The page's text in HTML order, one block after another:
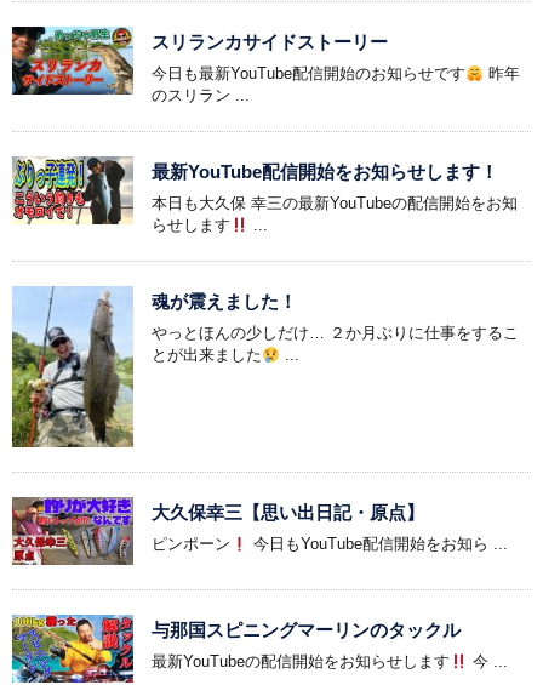
スリランカサイドストーリー
今日も最新YouTube配信開始のお知らせです
昨年
のスリラン ...
最新YouTube配信開始をお知らせします！
本日も大久保 幸三の最新YouTubeの配信開始をお知
らせします
...
魂が震えました！
やっとほんの少しだけ… ２か月ぶりに仕事をするこ
とが出来ました
...
大久保幸三【思い出日記・原点】
ピンポーン 今日もYouTube配信開始をお知ら ...
与那国スピニングマーリンのタックル
最新YouTubeの配信開始をお知らせします 今 ...